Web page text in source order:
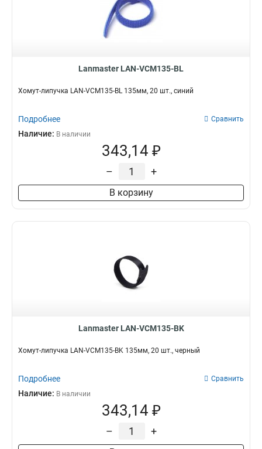
Lanmaster LAN-VCM135-BL
Хомут-липучка LAN-VCM135-BL 135мм, 20 шт., синий
Подробнее Сравнить
Наличие: В наличии
343,14 ₽
– +
В корзину
Lanmaster LAN-VCM135-BK
Хомут-липучка LAN-VCM135-BK 135мм, 20 шт., черный
Подробнее Сравнить
Наличие: В наличии
343,14 ₽
– +